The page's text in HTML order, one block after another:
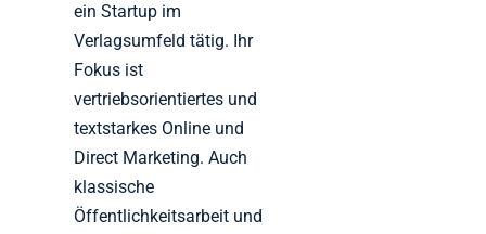
ein Startup im
Verlagsumfeld tätig. Ihr
Fokus ist
vertriebsorientiertes und
textstarkes Online und
Direct Marketing. Auch
klassische
Öffentlichkeitsarbeit und